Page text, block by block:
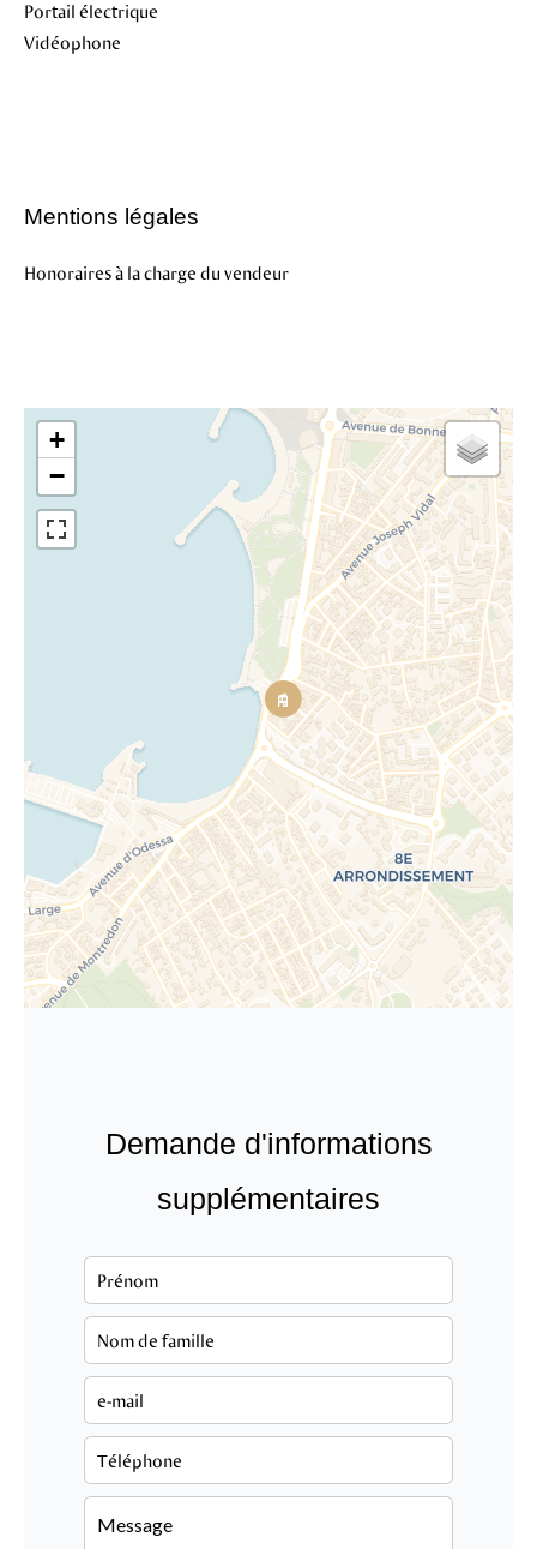
Portail électrique
Vidéophone
Mentions légales
Honoraires à la charge du vendeur
+
−
Demande d'informations
supplémentaires